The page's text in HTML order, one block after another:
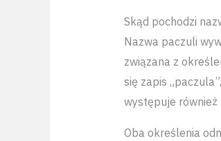
Skąd pochodzi
Nazwa paczuli
związana z
się zapis
występuje również
Oba określenia